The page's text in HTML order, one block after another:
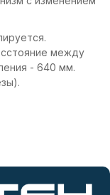
между
- 640 мм.